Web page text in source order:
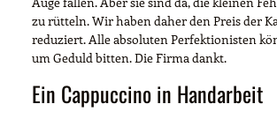
zu rütteln. Wir haben daher den Preis der
reduziert. Alle absoluten Perfektionisten
um Geduld bitten. Die Firma dankt.
Ein Cappuccino in Handarbeit